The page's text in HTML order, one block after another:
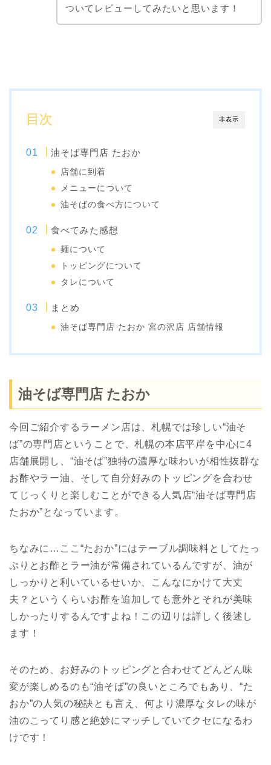
ついてレビューしてみたいと思います！
非表示
目次
油そば専門店 たおか
店舗に到着
メニューについて
油そばの食べ方について
食べてみた感想
麺について
トッピングについて
タレについて
まとめ
油そば専門店 たおか 宮の沢店 店舗情報
油そば専門店 たおか
今回ご紹介するラーメン店は、札幌では珍しい“油そ
ば”の専門店ということで、札幌の本店平岸を中心に4
店舗展開し、“油そば”独特の濃厚な味わいが相性抜群な
お酢やラー油、そして自分好みのトッピングを合わせ
てじっくりと楽しむことができる人気店“油そば専門店
たおか”となっています。
ちなみに…ここ“たおか”にはテーブル調味料としてたっ
ぷりとお酢とラー油が常備されているんですが、油が
しっかりと利いているせいか、こんなにかけて大丈
夫？というくらいお酢を追加しても意外とそれが美味
しかったりするんですよね！この辺りは詳しく後述し
ます！
そのため、お好みのトッピングと合わせてどんどん味
変が楽しめるのも“油そば”の良いところでもあり、“た
おか”の人気の秘訣とも言え、何より濃厚なタレの味が
油のこってり感と絶妙にマッチしていてクセになるわ
けです！